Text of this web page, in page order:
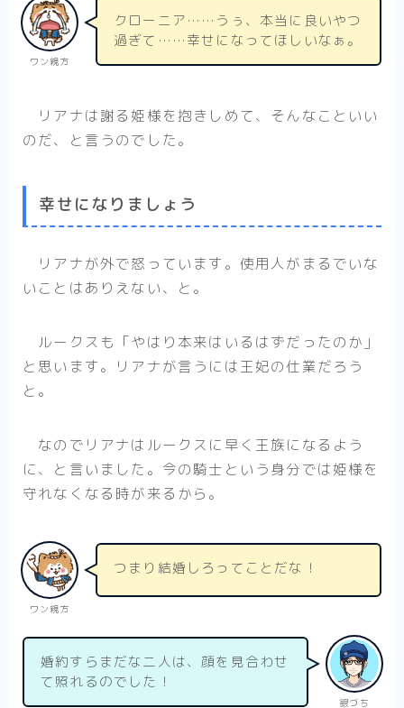
ワン親方
クローニア……うぅ、本当に良いやつ
過ぎて……幸せになってほしいなぁ。
リアナは謝る姫様を抱きしめて、そんなこといい
のだ、と言うのでした。
幸せになりましょう
リアナが外で怒っています。使用人がまるでいな
いことはありえない、と。
ルークスも「やはり本来はいるはずだったのか」
と思います。リアナが言うには王妃の仕業だろう
と。
なのでリアナはルークスに早く王族になるよう
に、と言いました。今の騎士という身分では姫様を
守れなくなる時が来るから。
ワン親方
つまり結婚しろってことだな！
銀づち
婚約すらまだな二人は、顔を見合わせ
て照れるのでした！